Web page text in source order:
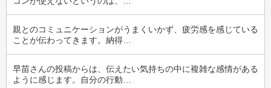
親とのコミュニケーションがうまくいかず、疲労感を感じている
ことが伝わってきます。納得…
早苗さんの投稿からは、伝えたい気持ちの中に複雑な感情がある
ように感じます。自分の行動…